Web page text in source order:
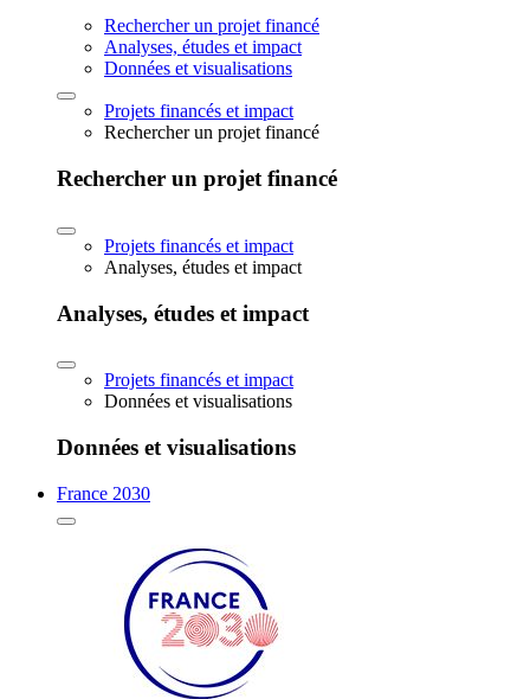
Rechercher un projet financé
Analyses, études et impact
Données et visualisations
Projets financés et impact
Rechercher un projet financé
Rechercher un projet financé
Projets financés et impact
Analyses, études et impact
Analyses, études et impact
Projets financés et impact
Données et visualisations
Données et visualisations
France 2030